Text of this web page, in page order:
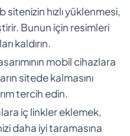
sitenizin hızlı yüklenmesi,
Bunun için resimleri
kaldırın.
mobil cihazlara
sitede kalmasını
tercih edin.
iç linkler eklemek,
daha iyi taramasına